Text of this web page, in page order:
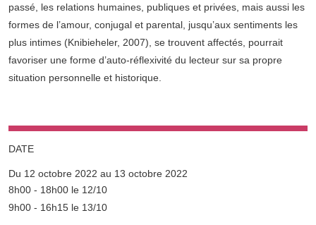
passé, les relations humaines, publiques et privées, mais aussi les
formes de l’amour, conjugal et parental, jusqu’aux sentiments les
plus intimes (Knibieheler, 2007), se trouvent affectés, pourrait
favoriser une forme d’auto-réflexivité du lecteur sur sa propre
situation personnelle et historique.
DATE
Du 12 octobre 2022 au 13 octobre 2022
Complément date
8h00 - 18h00 le 12/10
9h00 - 16h15 le 13/10